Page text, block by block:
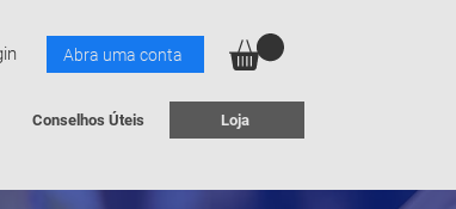
Abra uma conta
Conselhos Úteis Loja